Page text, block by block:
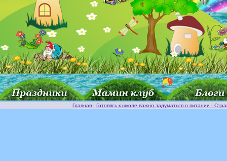
Главная | Готовясь к школе важно задуматься о питании -